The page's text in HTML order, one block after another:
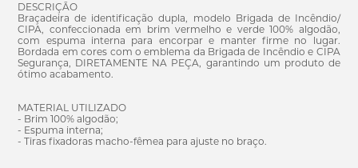
DESCRIÇÃO
Braçadeira de identificação dupla, modelo Brigada de Incêndio/
CIPA, confeccionada em brim vermelho e verde 100% algodão,
com espuma interna para encorpar e manter firme no lugar.
Bordada em cores com o emblema da Brigada de Incêndio e CIPA
Segurança, DIRETAMENTE NA PEÇA, garantindo um produto de
ótimo acabamento.
MATERIAL UTILIZADO
- Brim 100% algodão;
- Espuma interna;
- Tiras fixadoras macho-fêmea para ajuste no braço.